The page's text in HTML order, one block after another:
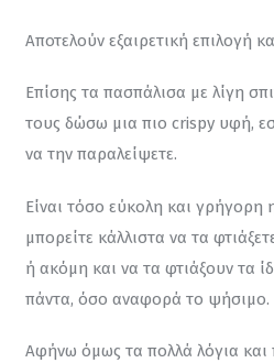
Αποτελούν εξαιρετική επιλογή
Επίσης τα πασπάλισα με λίγη
τους δώσω μια πιο crispy υφή,
να την παραλείψετε.
Είναι τόσο εύκολη και
μπορείτε κάλλιστα να τα
ή ακόμη και να τα φτιάξουν τα
πάντα, όσο αναφορά το ψήσιμο.
Αφήνω όμως τα πολλά λόγια